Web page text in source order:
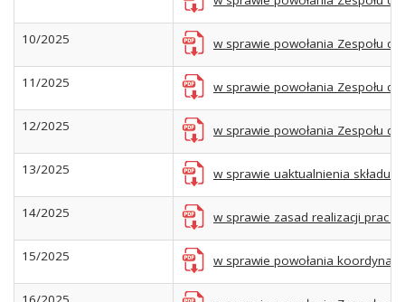
10/2025 w sprawie powołania Zespołu
11/2025 w sprawie powołania Zespołu
12/2025 w sprawie powołania Zespołu
13/2025 w sprawie uaktualnienia składu
14/2025 w sprawie zasad realizacji prac
15/2025 w sprawie powołania